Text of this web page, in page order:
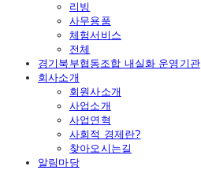
리빙
사무용품
체험서비스
전체
경기북부협동조합 내실화 운영기관
회사소개
회원사소개
사업소개
사업연혁
사회적 경제란?
찾아오시는길
알림마당